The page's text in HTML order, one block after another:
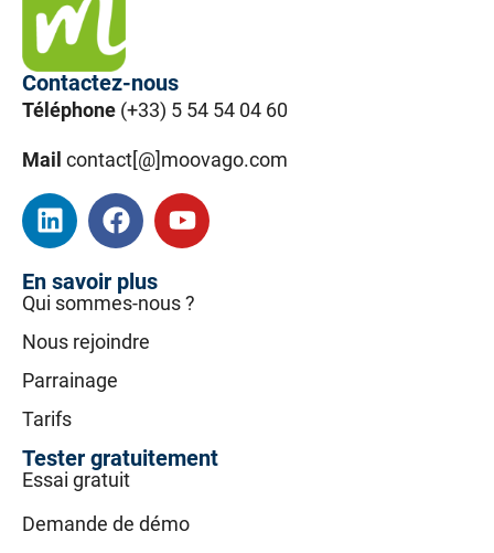
Contactez-nous
Téléphone (+33) 5 54 54 04 60
Mail contact[@]moovago.com
En savoir plus
Qui sommes-nous ?
Nous rejoindre
Parrainage
Tarifs
Tester gratuitement
Essai gratuit
Demande de démo